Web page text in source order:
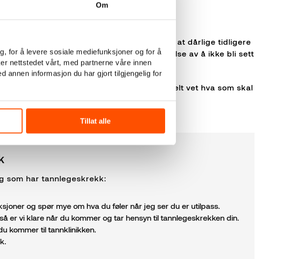
Om
for å levere sosiale mediefunksjoner og for å
nettstedet vårt, med partnerne våre innen
annen informasjon du har gjort tilgjengelig for
Tillat alle
å ha kontroll, forteller tannlegen. Hun vet at dårlige tidligere
situasjoner hos tannlegen med en følelse av å ikke bli sett
hengende over deg og du ikke helt vet hva som skal
som har tannlegeskrekk:
og spør mye om hva du føler når jeg ser du er utilpass.
er vi klare når du kommer og tar hensyn til tannlegeskrekken din.
kommer til tannklinikken.